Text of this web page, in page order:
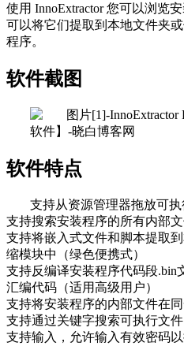
使用 InnoExtractor 您可以浏览
可以将它们提取到本地文件夹
程序。
软件截图
软件特点
支持从资源管理器拖放可执
支持搜索安装程序的所有内部
支持将嵌入式文件和脚本提取
缩模块中（绿色便携式）
支持反编译安装程序代码段.bin
汇编代码（适用高级用户）
支持将安装程序的内部文件在同
支持通过关键字搜索可执行文件
支持输入，允许输入有效密码